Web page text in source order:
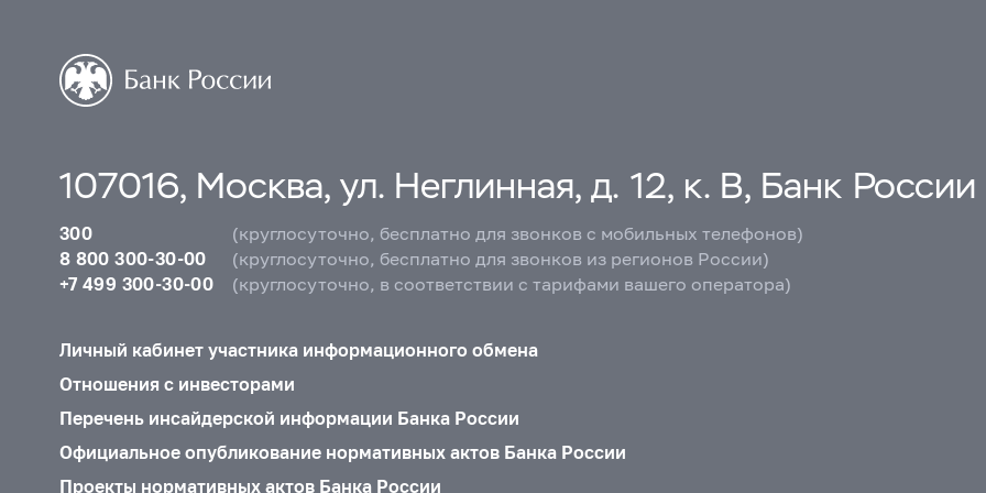
107016, Москва, ул. Неглинная, д. 12, к. В, Банк России
300
(круглосуточно, бесплатно для звонков с мобильных телефонов)
8 800 300-30-00
(круглосуточно, бесплатно для звонков из регионов России)
+7 499 300-30-00
(круглосуточно, в соответствии с тарифами вашего оператора)
Личный кабинет участника информационного обмена
Отношения с инвесторами
Перечень инсайдерской информации Банка России
Официальное опубликование нормативных актов Банка России
Проекты нормативных актов Банка России